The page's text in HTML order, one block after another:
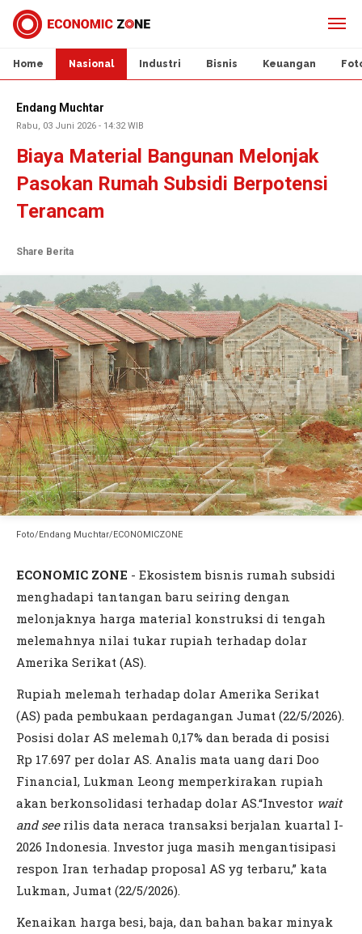
Home Nasional Industri Bisnis Keuangan
Endang Muchtar
Rabu, 03 Juni 2026 - 14:32 WIB
Biaya Material Bangunan Melonjak
Pasokan Rumah Subsidi Berpotensi
Terancam
Share Berita
Foto/Endang Muchtar/ECONOMICZONE
ECONOMIC ZONE - Ekosistem bisnis rumah subsidi
menghadapi tantangan baru seiring dengan
melonjaknya harga material konstruksi di tengah
melemahnya nilai tukar rupiah terhadap dolar
Amerika Serikat (AS).
Rupiah melemah terhadap dolar Amerika Serikat
(AS) pada pembukaan perdagangan Jumat (22/5/2026).
Posisi dolar AS melemah 0,17% dan berada di posisi
Rp 17.697 per dolar AS. Analis mata uang dari Doo
Financial, Lukman Leong memperkirakan rupiah
akan berkonsolidasi terhadap dolar AS.“Investor wait
and see rilis data neraca transaksi berjalan kuartal I-
2026 Indonesia. Investor juga masih mengantisipasi
respon Iran terhadap proposal AS yg terbaru,” kata
Lukman, Jumat (22/5/2026).
Kenaikan harga besi, baja, dan bahan bakar minyak